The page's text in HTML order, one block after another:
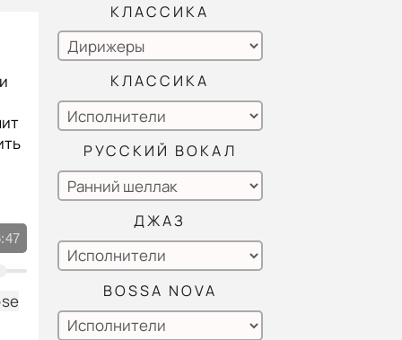
КЛАССИКА
КЛАССИКА
РУССКИЙ ВОКАЛ
ДЖАЗ
BOSSA NOVA